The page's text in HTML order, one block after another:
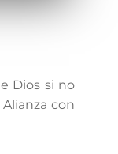
Dios si no
con